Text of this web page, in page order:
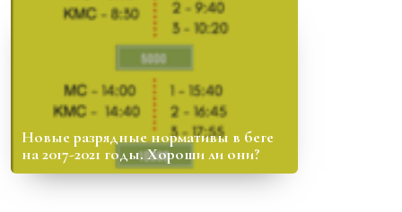
Новые разрядные нормативы в беге
на 2017-2021 годы. Хороши ли они?